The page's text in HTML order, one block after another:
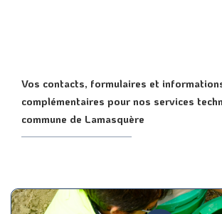
Vos contacts, formulaires et
complémentaires pour nos services
commune de Lamasquère